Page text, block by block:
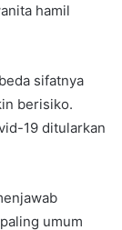
hamil
sifatnya
berisiko.
19 ditularkan
umum